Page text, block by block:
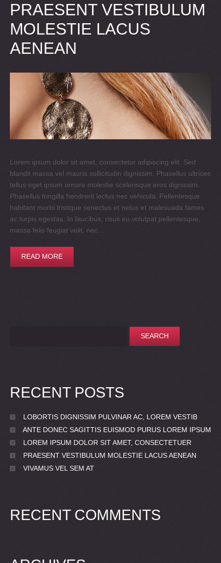
PRAESENT VESTIBULUM
MOLESTIE LACUS
AENEAN
Lorem ipsum dolor sit amet, consectetur adipiscing elit. Sed
blandit massa vel mauris sollicitudin dignissim. Phasellus ultrices
tellus eget ipsum ornare molestie scelerisque eros dignissim.
Phasellus fringilla hendrerit lectus nec vehicula. Pellentesque
habitant morbi tristique senectus et netus et malesuada fames
ac turpis egestas. In faucibus, risus eu volutpat pellentesque,
massa felis feugiat velit, nec...
READ MORE
RECENT POSTS
LOBORTIS DIGNISSIM PULVINAR AC, LOREM VESTIB
ANTE DONEC SAGITTIS EUISMOD PURUS LOREM IPSUM
LOREM IPSUM DOLOR SIT AMET, CONSECTETUER
PRAESENT VESTIBULUM MOLESTIE LACUS AENEAN
VIVAMUS VEL SEM AT
RECENT COMMENTS